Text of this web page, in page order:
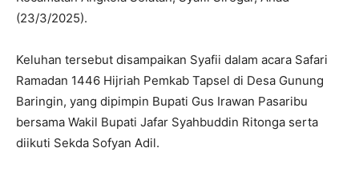
(23/3/2025).
Keluhan tersebut disampaikan Syafii dalam acara Safari
Ramadan 1446 Hijriah Pemkab Tapsel di Desa Gunung
Baringin, yang dipimpin Bupati Gus Irawan Pasaribu
bersama Wakil Bupati Jafar Syahbuddin Ritonga serta
diikuti Sekda Sofyan Adil.